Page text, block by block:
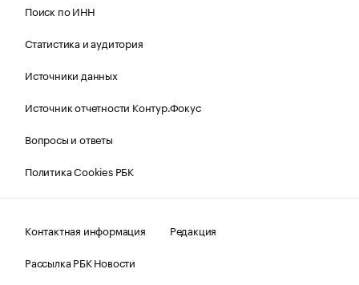
Поиск по ИНН
Статистика и аудитория
Источники данных
Источник отчетности Контур.Фокус
Вопросы и ответы
Политика Cookies РБК
Контактная информация
Редакция
Рассылка РБК Новости